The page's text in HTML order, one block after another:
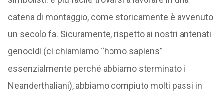
catena di montaggio, come storicamente è avvenuto
un secolo fa. Sicuramente, rispetto ai nostri antenati
genocidi (ci chiamiamo “homo sapiens”
essenzialmente perché abbiamo sterminato i
Neanderthaliani), abbiamo compiuto molti passi in